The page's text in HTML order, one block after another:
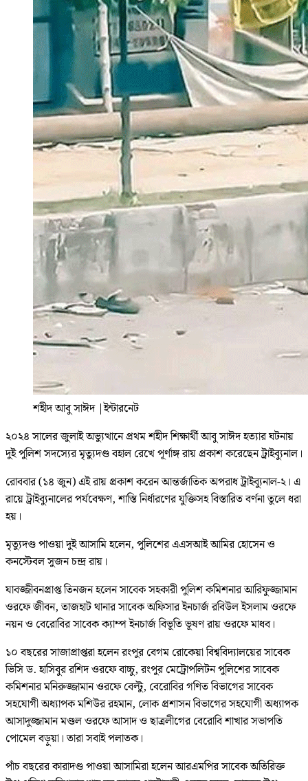
শহীদ আবু সাঈদ |ইন্টারনেট
২০২৪ সালের জুলাই অভ্যুত্থানে প্রথম শহীদ শিক্ষার্থী আবু সাঈদ হত্যার ঘটনায়
দুই পুলিশ সদস্যের মৃত্যুদণ্ড বহাল রেখে পূর্ণাঙ্গ রায় প্রকাশ করেছেন ট্রাইব্যুনাল।
রোববার (১৪ জুন) এই রায় প্রকাশ করেন আন্তর্জাতিক অপরাধ ট্রাইব্যুনাল-২। এ
রায়ে ট্রাইব্যুনালের পর্যবেক্ষণ, শাস্তি নির্ধারণের যুক্তিসহ বিস্তারিত বর্ণনা তুলে ধরা
হয়।
মৃত্যুদণ্ড পাওয়া দুই আসামি হলেন, পুলিশের এএসআই আমির হোসেন ও
কনস্টেবল সুজন চন্দ্র রায়।
যাবজ্জীবনপ্রাপ্ত তিনজন হলেন সাবেক সহকারী পুলিশ কমিশনার আরিফুজ্জামান
ওরফে জীবন, তাজহাট থানার সাবেক অফিসার ইনচার্জ রবিউল ইসলাম ওরফে
নয়ন ও বেরোবির সাবেক ক্যাম্প ইনচার্জ বিভূতি ভূষণ রায় ওরফে মাধব।
১০ বছরের সাজাপ্রাপ্তরা হলেন রংপুর বেগম রোকেয়া বিশ্ববিদ্যালয়ের সাবেক
ভিসি ড. হাসিবুর রশিদ ওরফে বাচ্চু, রংপুর মেট্রোপলিটন পুলিশের সাবেক
কমিশনার মনিরুজ্জামান ওরফে বেল্টু, বেরোবির গণিত বিভাগের সাবেক
সহযোগী অধ্যাপক মশিউর রহমান, লোক প্রশাসন বিভাগের সহযোগী অধ্যাপক
আসাদুজ্জামান মণ্ডল ওরফে আসাদ ও ছাত্রলীগের বেরোবি শাখার সভাপতি
পোমেল বড়ুয়া। তারা সবাই পলাতক।
পাঁচ বছরের কারাদণ্ড পাওয়া আসামিরা হলেন আরএমপির সাবেক অতিরিক্ত